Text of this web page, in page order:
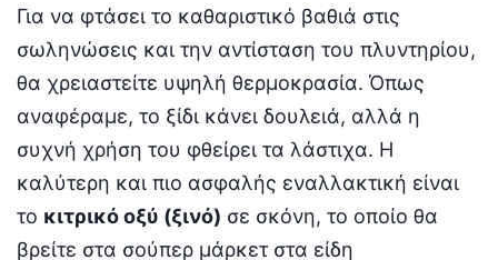
Για να φτάσει το καθαριστικό βαθιά στις
σωληνώσεις και την αντίσταση του πλυντηρίου,
θα χρειαστείτε υψηλή θερμοκρασία. Όπως
αναφέραμε, το ξίδι κάνει δουλειά, αλλά η
συχνή χρήση του φθείρει τα λάστιχα. Η
καλύτερη και πιο ασφαλής εναλλακτική είναι
το κιτρικό οξύ (ξινό) σε σκόνη, το οποίο θα
βρείτε στα σούπερ μάρκετ στα είδη